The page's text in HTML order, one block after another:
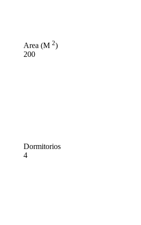
Area (M 2)
200
Dormitorios
4